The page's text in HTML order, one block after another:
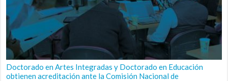
Doctorado en Artes Integradas y Doctorado en Educación
obtienen acreditación ante la Comisión Nacional de